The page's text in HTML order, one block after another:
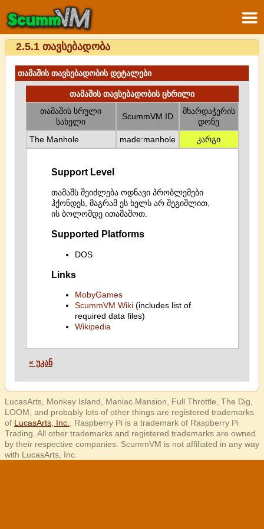
2.5.1 თავსებადობა
თამაშის თავსებადობის დეტალები
თამაშის თავსებადობის ცხრილი
თამაშის სრული
სახელი
ScummVM ID
მხარდაჭერის
დონე
The Manhole
made:manhole კარგი
Support Level
თამაშს შეიძლება ოდნავი პრობლემები
ჰქონდეს, მაგრამ ეს ხელს არ შეგიშლით,
ის ბოლომდე ითამაშოთ.
Supported Platforms
DOS
Links
MobyGames
ScummVM Wiki(includes list of
required data files)
Wikipedia
« უკან
LucasArts, Monkey Island, Maniac Mansion, Full Throttle, The Dig,
LOOM, and probably lots of other things are registered trademarks
of LucasArts, Inc.
. Raspberry Pi is a trademark of Raspberry Pi
Trading. All other trademarks and registered trademarks are owned
by their respective companies. ScummVM is not affiliated in any way
with LucasArts, Inc.